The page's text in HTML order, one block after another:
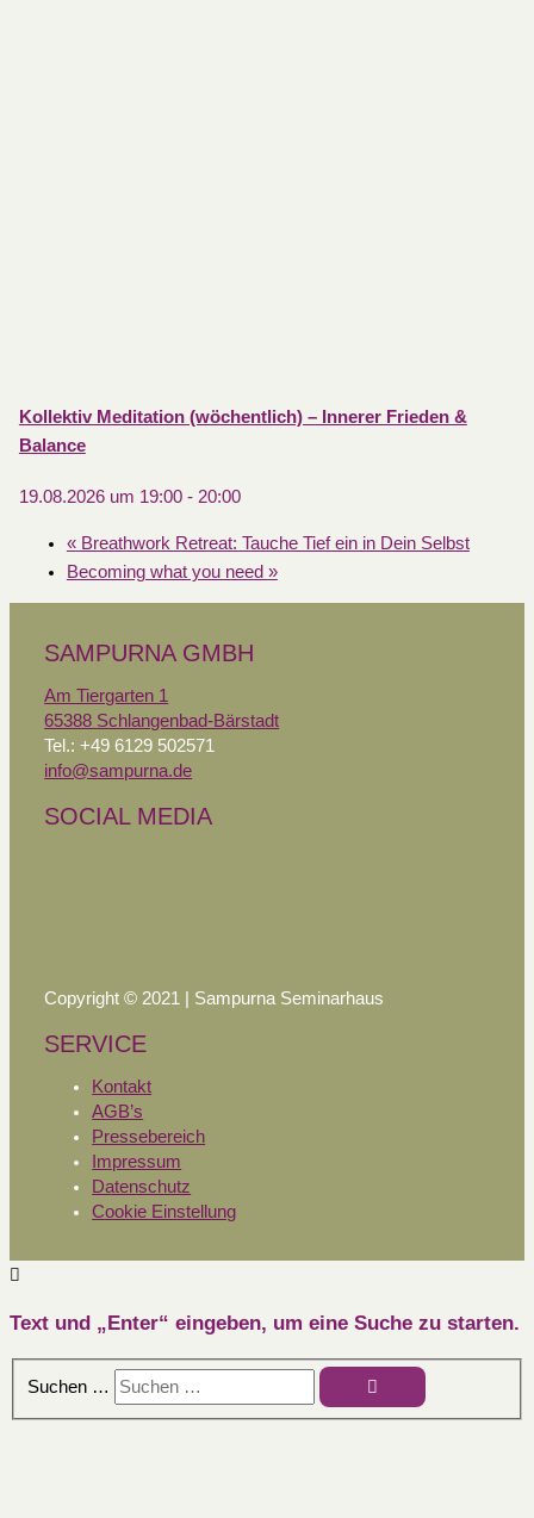
Kollektiv Meditation (wöchentlich) – Innerer Frieden &
Balance
19.08.2026 um 19:00- 20:00
«Breathwork Retreat: Tauche Tief ein in Dein Selbst
Becoming what you need »
SAMPURNA GMBH
Am Tiergarten 1
65388 Schlangenbad-Bärstadt
Tel.: +49 6129 502571
info@sampurna.de
SOCIAL MEDIA
Copyright © 2021 | Sampurna Seminarhaus
SERVICE
Kontakt
AGB’s
Pressebereich
Impressum
Datenschutz
Cookie Einstellung
Text und „Enter“ eingeben, um eine Suche zu starten.
Suchen …